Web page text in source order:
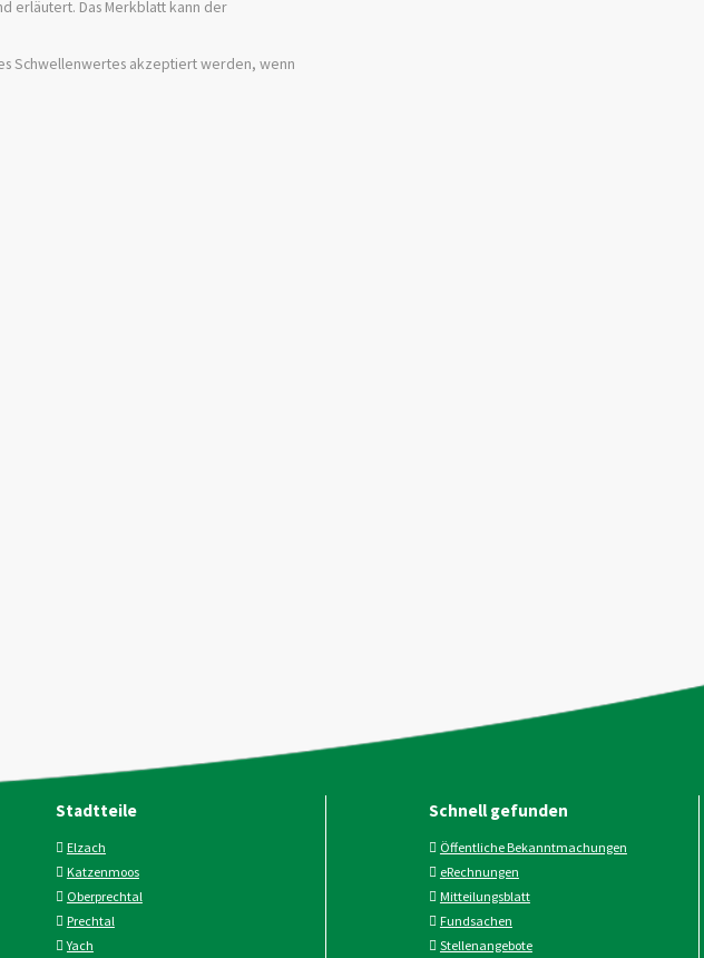
erläutert. Das Merkblatt kann der
Schwellenwertes akzeptiert werden, wenn
Stadtteile
Elzach
Katzenmoos
Oberprechtal
Prechtal
Yach
Schnell gefunden
Öffentliche Bekanntmachungen
eRechnungen
Mitteilungsblatt
Fundsachen
Stellenangebote